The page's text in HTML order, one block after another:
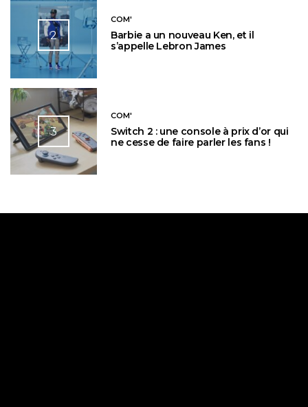
2
COM'
Barbie a un nouveau Ken, et il
s’appelle Lebron James
3
COM'
Switch 2 : une console à prix d’or qui
ne cesse de faire parler les fans !